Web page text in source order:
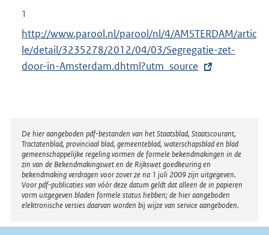
1
E
x
t
e
l
i
n
k
:
http://www.parool.nl/parool/nl/4/AMSTERDAM/artic
le/detail/3235278/2012/04/03/Segregatie-zet-
door-in-Amsterdam.dhtml?utm_source
Disclaimer
De hier aangeboden pdf-bestanden van het Staatsblad, Staatscourant,
Tractatenblad, provinciaal blad, gemeenteblad, waterschapsblad en blad
gemeenschappelijke regeling vormen de formele bekendmakingen in de
zin van de Bekendmakingswet en de Rijkswet goedkeuring en
bekendmaking verdragen voor zover ze na 1 juli 2009 zijn uitgegeven.
Voor pdf-publicaties van vóór deze datum geldt dat alleen de in papieren
vorm uitgegeven bladen formele status hebben; de hier aangeboden
elektronische versies daarvan worden bij wijze van service aangeboden.